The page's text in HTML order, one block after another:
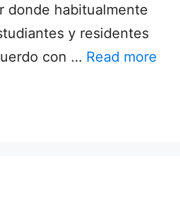
donde habitualmente
y residentes
con … Read more